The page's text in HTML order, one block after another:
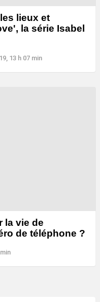
lieux et
la série Isabel
13 h 07 min
la vie de
de téléphone ?